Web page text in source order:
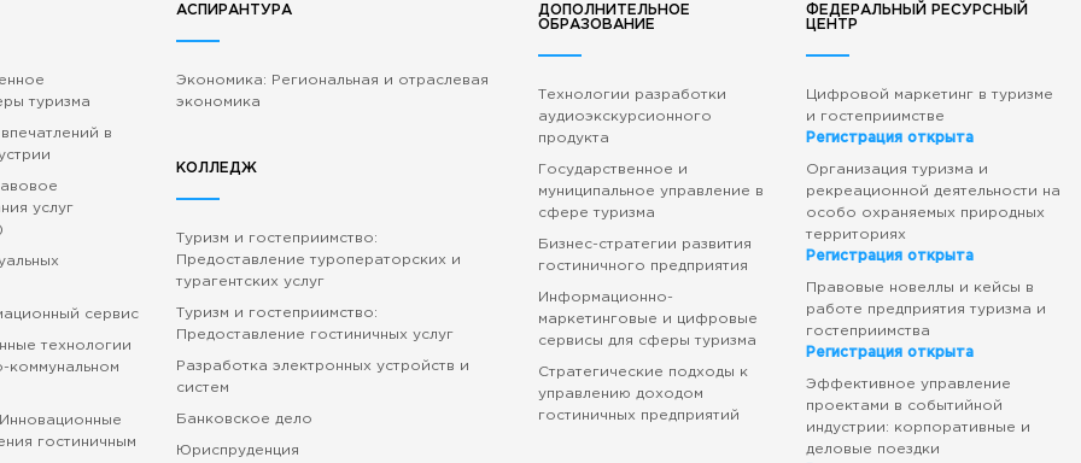
туризма
в
услуг
сервис
технологии
коммунальном
гостиничным
АСПИРАНТУРА
Экономика: Региональная и отраслевая
экономика
КОЛЛЕДЖ
Туризм и гостеприимство:
Предоставление туроператорских и
турагентских услуг
Туризм и гостеприимство:
Предоставление гостиничных услуг
Разработка электронных устройств и
систем
Банковское дело
Юриспруденция
ДОПОЛНИТЕЛЬНОЕ
ОБРАЗОВАНИЕ
Технологии разработки
аудиоэкскурсионного
продукта
Государственное и
муниципальное управление в
сфере туризма
Бизнес-стратегии развития
гостиничного предприятия
Информационно-
маркетинговые и цифровые
сервисы для сферы туризма
Стратегические подходы к
управлению доходом
гостиничных предприятий
ФЕДЕРАЛЬНЫЙ РЕСУРСНЫЙ
ЦЕНТР
Цифровой маркетинг в туризме
и гостеприимстве
Регистрация открыта
Организация туризма и
рекреационной деятельности на
особо охраняемых природных
территориях
Регистрация открыта
Правовые новеллы и кейсы в
работе предприятия туризма и
гостеприимства
Регистрация открыта
Эффективное управление
проектами в событийной
индустрии: корпоративные и
деловые поездки